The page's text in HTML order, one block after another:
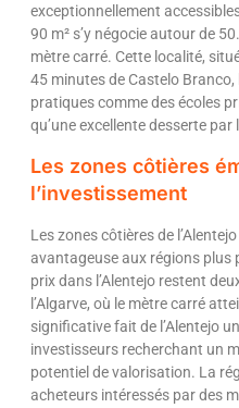
exceptionnellement
90 m² s’y négocie autour de
mètre carré. Cette localité,
45 minutes de Castelo
pratiques comme des écoles
qu’une excellente desserte par
Les zones côtières
l’investissement
Les zones côtières de
avantageuse aux régions plus
prix dans l’Alentejo restent
l’Algarve, où le mètre carré
significative fait de l’Alentejo
investisseurs recherchant un
potentiel de valorisation. La
acheteurs intéressés par des